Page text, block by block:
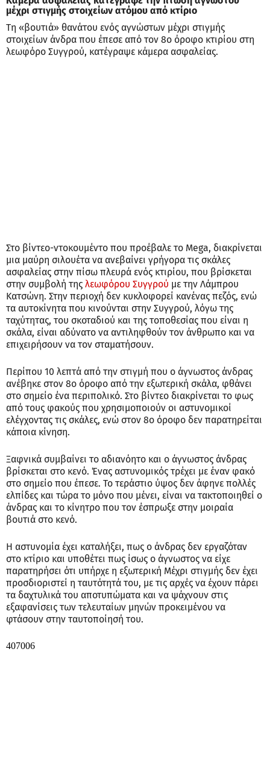
μέχρι στιγμής στοιχείων ατόμου από κτίριο
Τη «βουτιά» θανάτου ενός αγνώστων μέχρι στιγμής
στοιχείων άνδρα που έπεσε από τον 8ο όροφο κτιρίου στη
λεωφόρο Συγγρού, κατέγραψε κάμερα ασφαλείας.
Στο βίντεο-ντοκουμέντο που προέβαλε το Mega, διακρίνεται
μια μαύρη σιλουέτα να ανεβαίνει γρήγορα τις σκάλες
ασφαλείας στην πίσω πλευρά ενός κτιρίου, που βρίσκεται
στην συμβολή της λεωφόρου Συγγρού με την Λάμπρου
Κατσώνη. Στην περιοχή δεν κυκλοφορεί κανένας πεζός, ενώ
τα αυτοκίνητα που κινούνται στην Συγγρού, λόγω της
ταχύτητας, του σκοταδιού και της τοποθεσίας που είναι η
σκάλα, είναι αδύνατο να αντιληφθούν τον άνθρωπο και να
επιχειρήσουν να τον σταματήσουν.
Περίπου 10 λεπτά από την στιγμή που ο άγνωστος άνδρας
ανέβηκε στον 8ο όροφο από την εξωτερική σκάλα, φθάνει
στο σημείο ένα περιπολικό. Στο βίντεο διακρίνεται το φως
από τους φακούς που χρησιμοποιούν οι αστυνομικοί
ελέγχοντας τις σκάλες, ενώ στον 8ο όροφο δεν παρατηρείται
κάποια κίνηση.
Ξαφνικά συμβαίνει το αδιανόητο και ο άγνωστος άνδρας
βρίσκεται στο κενό. Ένας αστυνομικός τρέχει με έναν φακό
στο σημείο που έπεσε. Το τεράστιο ύψος δεν άφηνε πολλές
ελπίδες και τώρα το μόνο που μένει, είναι να τακτοποιηθεί ο
άνδρας και το κίνητρο που τον έσπρωξε στην μοιραία
βουτιά στο κενό.
Η αστυνομία έχει καταλήξει, πως ο άνδρας δεν εργαζόταν
στο κτίριο και υποθέτει πως ίσως ο άγνωστος να είχε
παρατηρήσει ότι υπήρχε η εξωτερική Μέχρι στιγμής δεν έχει
προσδιοριστεί η ταυτότητά του, με τις αρχές να έχουν πάρει
τα δαχτυλικά του αποτυπώματα και να ψάχνουν στις
εξαφανίσεις των τελευταίων μηνών προκειμένου να
φτάσουν στην ταυτοποίησή του.